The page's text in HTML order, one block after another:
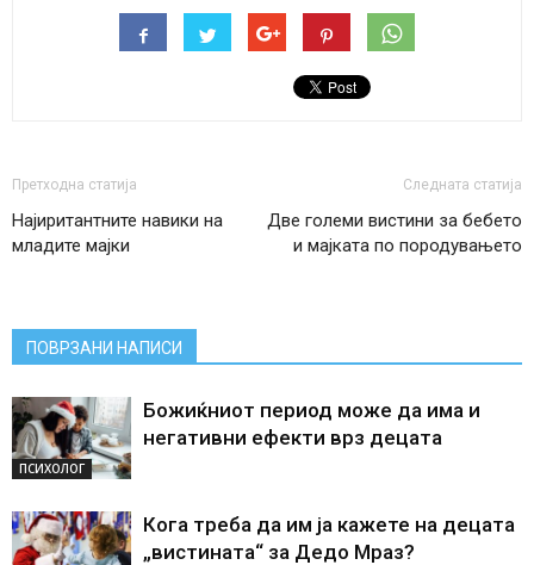
Претходна статија
Најиритантните навики на
младите мајки
Следната статија
Две големи вистини за бебето
и мајката по породувањето
ПОВРЗАНИ НАПИСИ
ПСИХОЛОГ
Божиќниот период може да има и
негативни ефекти врз децата
Кога треба да им ја кажете на децата
„вистината“ за Дедо Мраз?